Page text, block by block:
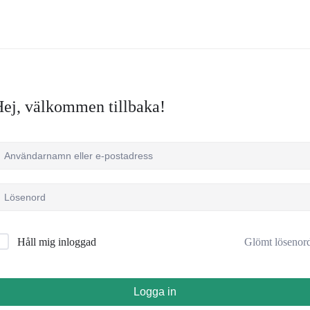
välkommen tillbaka!
Håll mig inloggad Glömt
Logga in